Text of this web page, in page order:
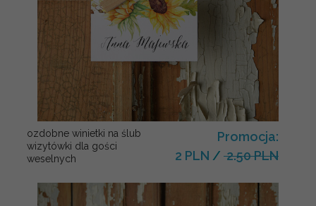
ozdobne winietki na ślub
wizytówki dla gości
weselnych
Promocja:
2 PLN / 2.50 PLN